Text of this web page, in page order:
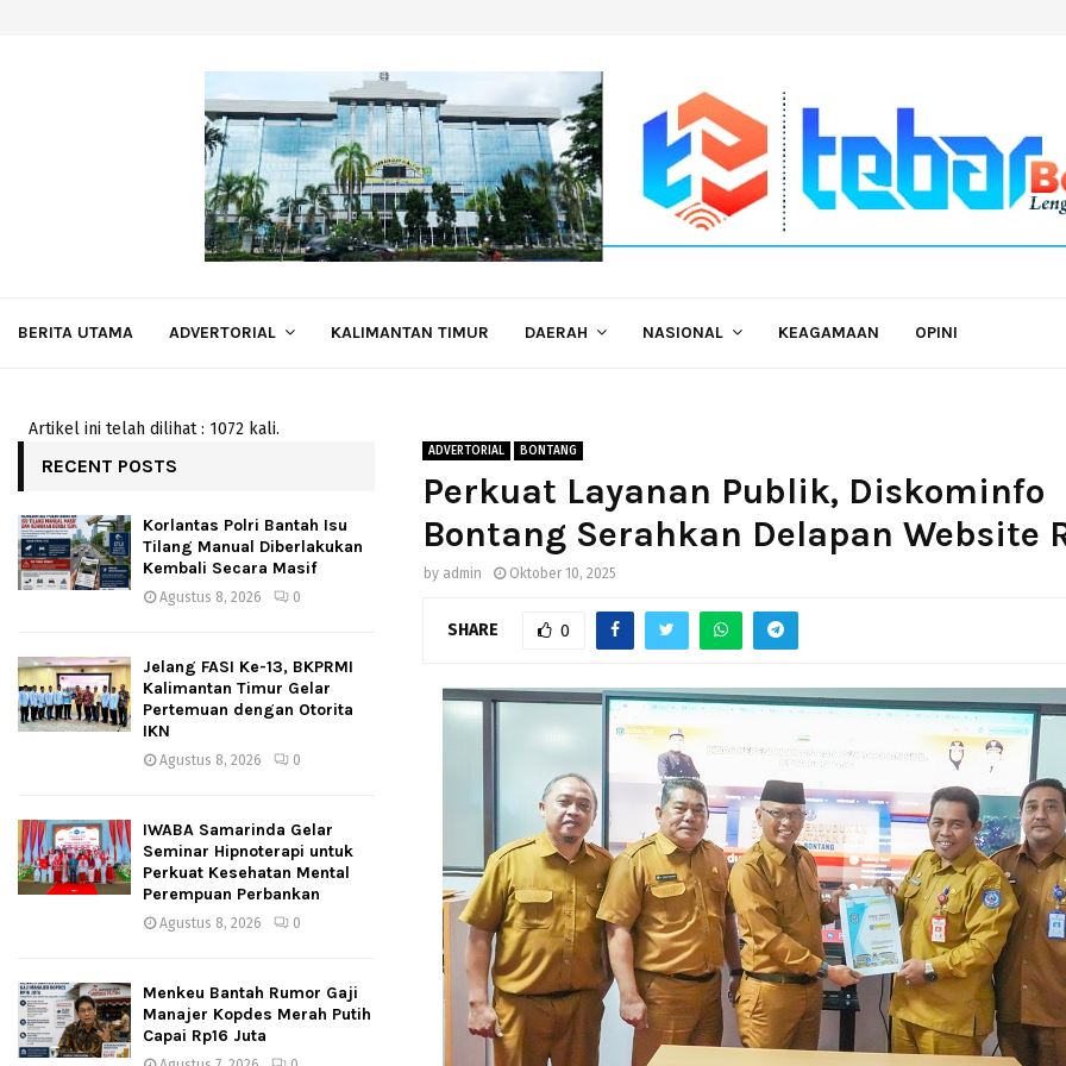
BERITA UTAMA ADVERTORIAL KALIMANTAN TIMUR DAERAH NASIONAL KEAGAMAAN OPINI
Artikel ini telah dilihat : 1072 kali.
ADVERTORIAL BONTANG
Perkuat Layanan Publik, Diskominfo
Bontang Serahkan Delapan Website
by admin Oktober 10, 2025
SHARE 0
RECENT POSTS
Korlantas Polri Bantah Isu
Tilang Manual Diberlakukan
Kembali Secara Masif
Agustus 8, 2026 0
Jelang FASI Ke-13, BKPRMI
Kalimantan Timur Gelar
Pertemuan dengan Otorita
IKN
Agustus 8, 2026 0
IWABA Samarinda Gelar
Seminar Hipnoterapi untuk
Perkuat Kesehatan Mental
Perempuan Perbankan
Agustus 8, 2026 0
Menkeu Bantah Rumor Gaji
Manajer Kopdes Merah Putih
Capai Rp16 Juta